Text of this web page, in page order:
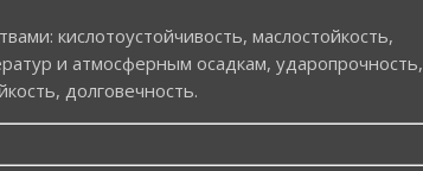
кислотоустойчивость, маслостойкость,
и атмосферным осадкам, ударопрочность,
долговечность.